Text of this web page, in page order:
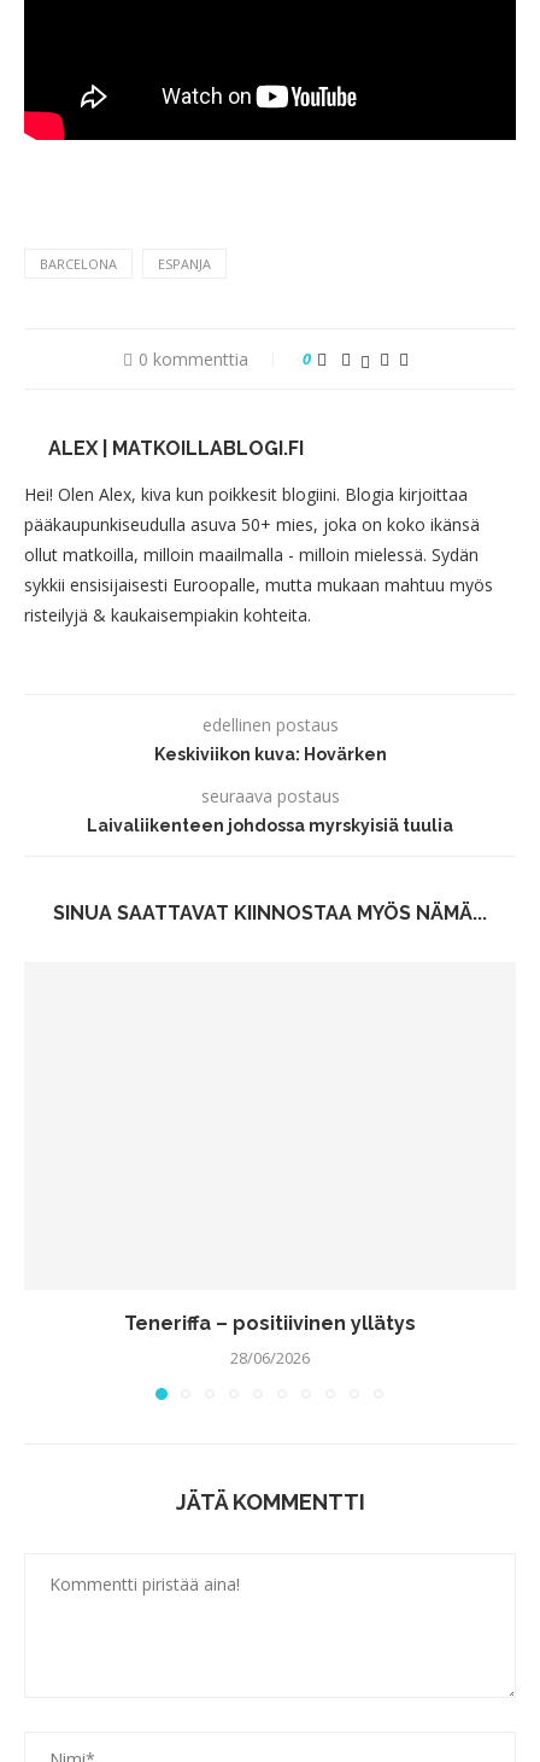
BARCELONA ESPANJA
0 kommenttia 0
ALEX | MATKOILLABLOGI.FI
Hei! Olen Alex, kiva kun poikkesit blogiini. Blogia kirjoittaa
pääkaupunkiseudulla asuva 50+ mies, joka on koko ikänsä
ollut matkoilla, milloin maailmalla - milloin mielessä. Sydän
sykkii ensisijaisesti Euroopalle, mutta mukaan mahtuu myös
risteilyjä & kaukaisempiakin kohteita.
edellinen postaus
Keskiviikon kuva: Hovärken
seuraava postaus
Laivaliikenteen johdossa myrskyisiä tuulia
SINUA SAATTAVAT KIINNOSTAA MYÖS NÄMÄ...
Teneriffa – positiivinen yllätys
28/06/2026
JÄTÄ KOMMENTTI